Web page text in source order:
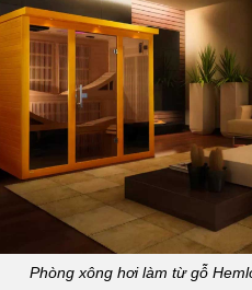
Phòng xông hơi làm từ gỗ